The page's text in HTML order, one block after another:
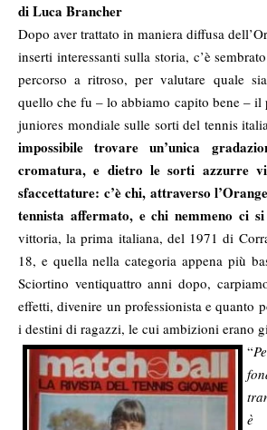
di Luca Brancher
Dopo aver trattato in maniera diffusa
inserti interessanti sulla storia, c’è
percorso a ritroso, per valutare quale
quello che fu – lo abbiamo capito bene – il
juniores mondiale sulle sorti del tennis
impossibile trovare un’unica
cromatura, e dietro le sorti azzurre
sfaccettature: c’è chi, attraverso
tennista affermato, e chi nemmeno ci
vittoria, la prima italiana, del 1971 di
18, e quella nella categoria appena più
Sciortino ventiquattro anni dopo,
effetti, divenire un professionista e quanto
i destini di ragazzi, le cui ambizioni erano
“
è